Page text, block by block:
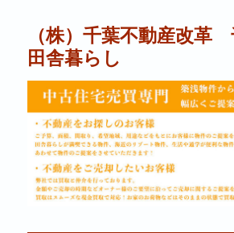
（株）千葉不動産改革
田舎暮らし